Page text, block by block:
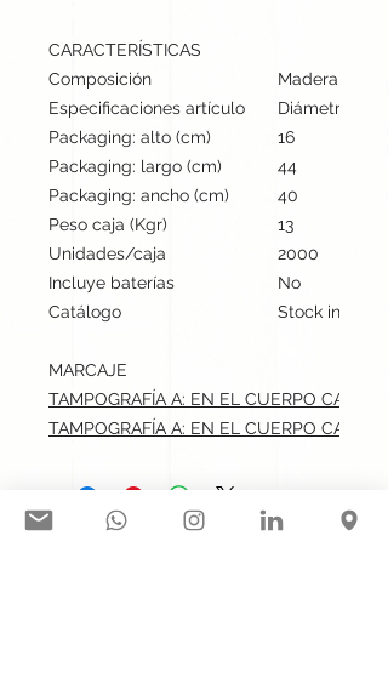
CARACTERÍSTICAS
Composición
Madera
Especificaciones artículo
Diámetro:
Packaging: alto (cm)
16
Packaging: largo (cm)
44
Packaging: ancho (cm)
40
Peso caja (Kgr)
13
Unidades/caja
2000
Incluye baterías
No
Catálogo
Stock
MARCAJE
TAMPOGRAFÍA A: EN EL CUERPO CARA
TAMPOGRAFÍA A: EN EL CUERPO CARA